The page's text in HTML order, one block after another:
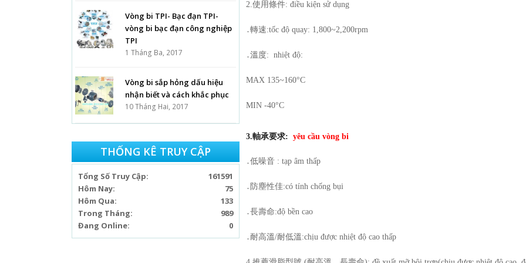
2.使用條件: điều kiện sử dụng
․轉速:tốc độ quay: 1,800~2,200rpm
․溫度: nhiệt độ:
MAX 135~160°C
MIN -40°C
3.軸承要求: yêu cầu vòng bi
․低噪音 : tạp âm thấp
․防塵性佳:có tính chống bụi
․長壽命:độ bền cao
․耐高溫/耐低溫:chịu được nhiệt độ cao thấp
Vòng bi TPI- Bạc đạn TPI-
vòng bi bạc đạn công nghiệp
TPI
1 Tháng Ba, 2017
Vòng bi sắp hỏng dấu hiệu
nhận biết và cách khắc phục
10 Tháng Hai, 2017
THỐNG KÊ TRUY CẬP
161591
Tổng Số Truy Cập:
75
Hôm Nay:
133
Hôm Qua:
989
Trong Tháng:
0
Đang Online: